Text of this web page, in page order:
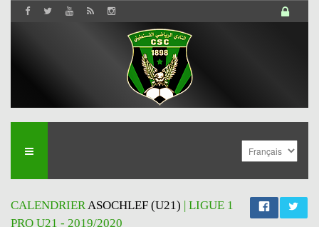
CALENDRIERASOCHLEF (U21) | LIGUE 1
PRO U21 - 2019/2020